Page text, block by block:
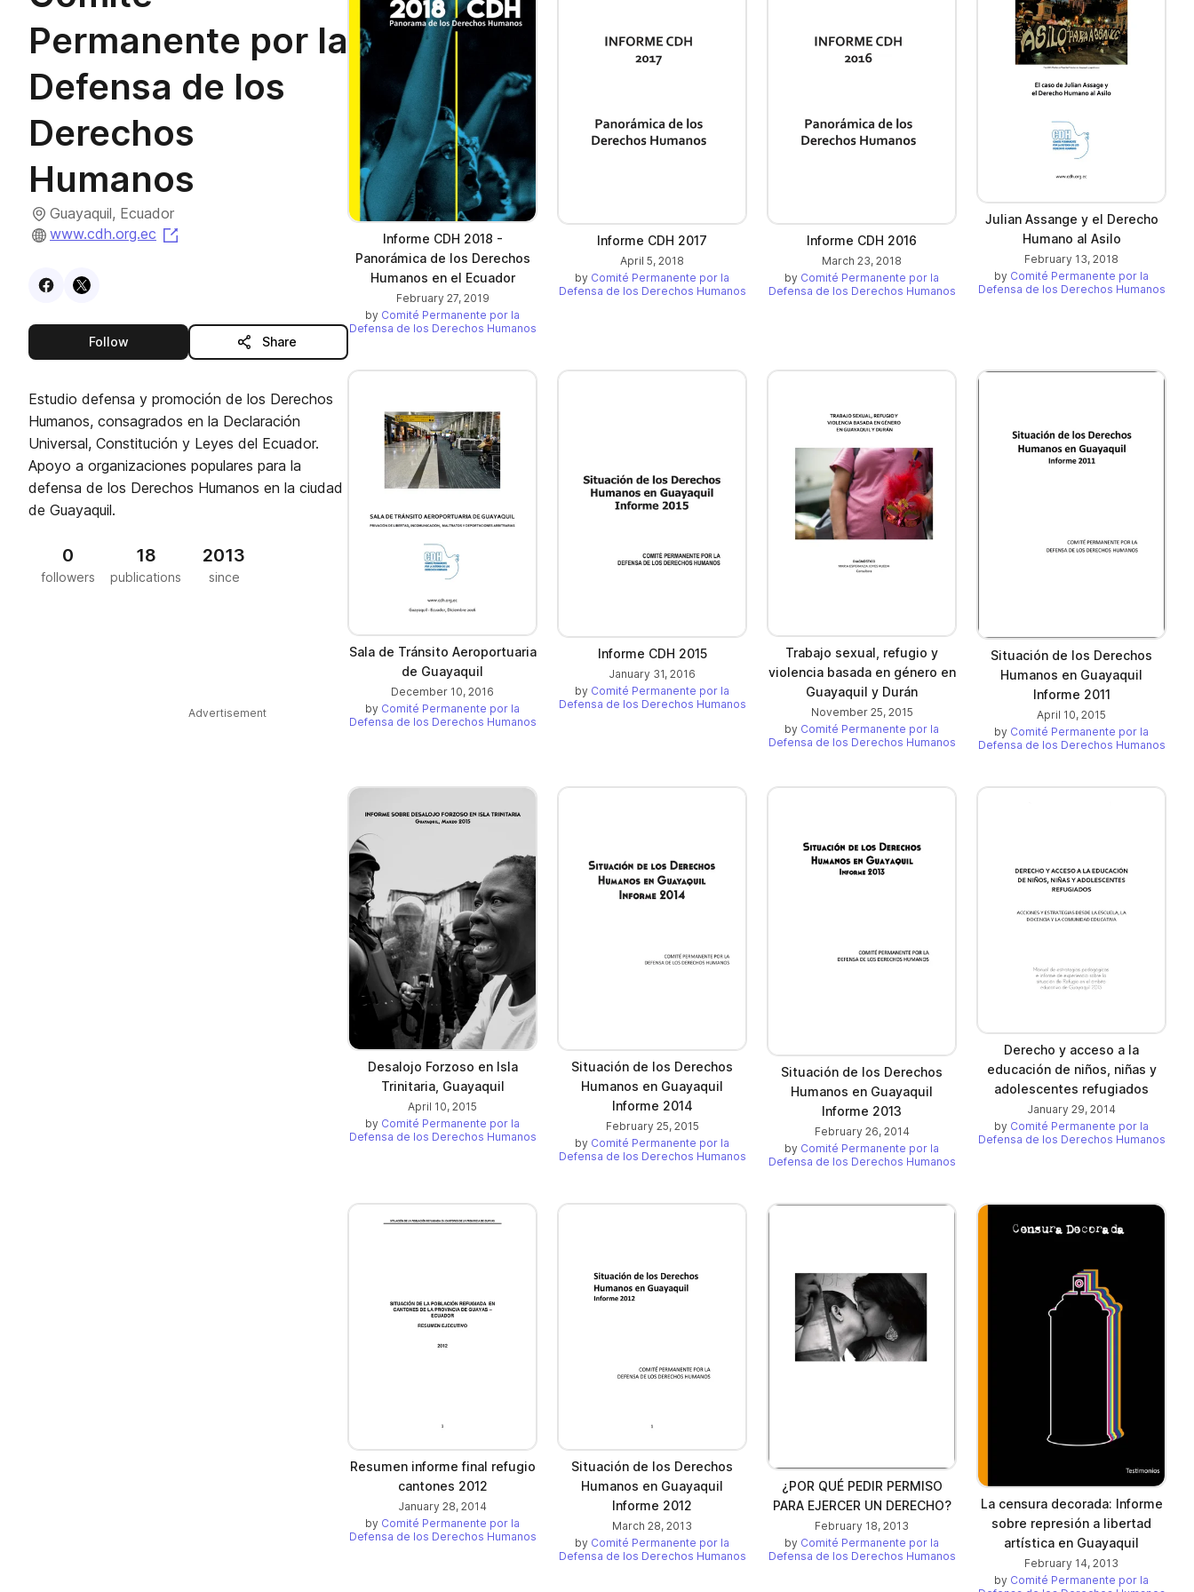
Permanente por la
Defensa de los
Derechos
Humanos
Guayaquil, Ecuador
www.cdh.org.ec
VisitFacebook
Visit
Followthis publisher Share
Estudio defensa y promoción de los Derechos
Humanos, consagrados en la Declaración
Universal, Constitución y Leyes del Ecuador.
Apoyo a organizaciones populares para la
defensa de los Derechos Humanos en la ciudad
de Guayaquil.
0
followers
18
publications
2013
since
Advertisement
Informe CDH 2018 -
Panorámica de los Derechos
Humanos en el Ecuador
February 27, 2019
by Comité Permanente por la
Defensa de los Derechos Humanos
Informe CDH 2017
April 5, 2018
by Comité Permanente por la
Defensa de los Derechos Humanos
Informe CDH 2016
March 23, 2018
by Comité Permanente por la
Defensa de los Derechos Humanos
Julian Assange y el Derecho
Humano al Asilo
February 13, 2018
by Comité Permanente por la
Defensa de los Derechos Humanos
Sala de Tránsito Aeroportuaria
de Guayaquil
December 10, 2016
by Comité Permanente por la
Defensa de los Derechos Humanos
Informe CDH 2015
January 31, 2016
by Comité Permanente por la
Defensa de los Derechos Humanos
Trabajo sexual, refugio y
violencia basada en género en
Guayaquil y Durán
November 25, 2015
by Comité Permanente por la
Defensa de los Derechos Humanos
Situación de los Derechos
Humanos en Guayaquil
Informe 2011
April 10, 2015
by Comité Permanente por la
Defensa de los Derechos Humanos
Desalojo Forzoso en Isla
Trinitaria, Guayaquil
April 10, 2015
by Comité Permanente por la
Defensa de los Derechos Humanos
Situación de los Derechos
Humanos en Guayaquil
Informe 2014
February 25, 2015
by Comité Permanente por la
Defensa de los Derechos Humanos
Situación de los Derechos
Humanos en Guayaquil
Informe 2013
February 26, 2014
by Comité Permanente por la
Defensa de los Derechos Humanos
Derecho y acceso a la
educación de niños, niñas y
adolescentes refugiados
January 29, 2014
by Comité Permanente por la
Defensa de los Derechos Humanos
Resumen informe final refugio
cantones 2012
January 28, 2014
by Comité Permanente por la
Defensa de los Derechos Humanos
Situación de los Derechos
Humanos en Guayaquil
Informe 2012
March 28, 2013
by Comité Permanente por la
Defensa de los Derechos Humanos
¿POR QUÉ PEDIR PERMISO
PARA EJERCER UN DERECHO?
February 18, 2013
by Comité Permanente por la
Defensa de los Derechos Humanos
La censura decorada: Informe
sobre represión a libertad
artística en Guayaquil
February 14, 2013
by Comité Permanente por la